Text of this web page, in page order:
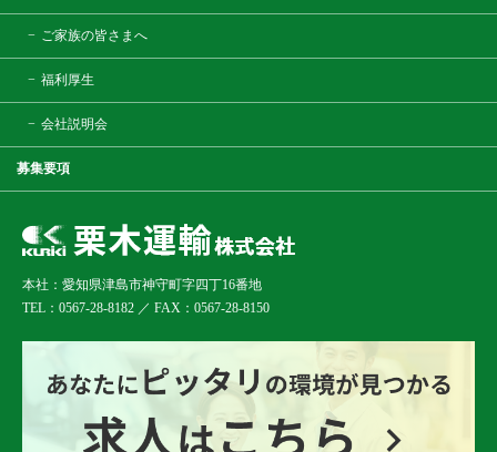
本社：愛知県津島市神守町字四丁16番地
TEL：0567-28-8182 ／ FAX：0567-28-8150
ご家族の皆さまへ
福利厚生
会社説明会
募集要項